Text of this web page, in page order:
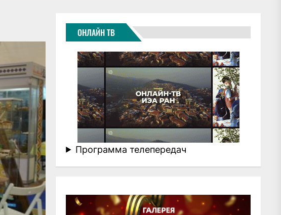
ОНЛАЙН ТВ
Программа телепередач